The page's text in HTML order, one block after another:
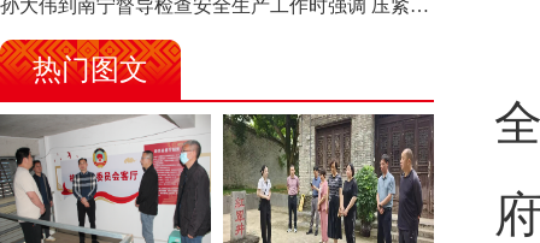
孙大伟到南宁督导检查安全生产工作时强调 压紧压实责任 狠抓隐患整治 坚决筑牢安全生产防线
热门图文